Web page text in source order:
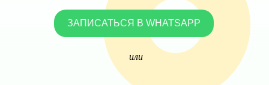
ЗАПИСАТЬСЯ В WHATSAPP
или